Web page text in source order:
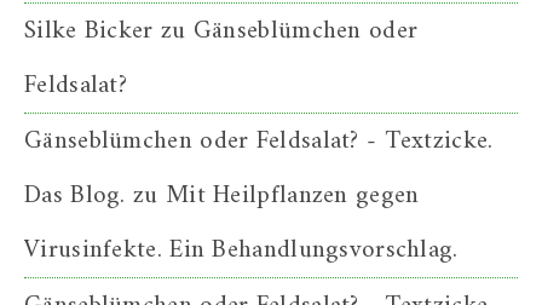
Silke Bickerzu Gänseblümchen oder
Feldsalat?
Gänseblümchen oder Feldsalat? - Textzicke.
Das Blog. zu Mit Heilpflanzen gegen
Virusinfekte. Ein Behandlungsvorschlag.